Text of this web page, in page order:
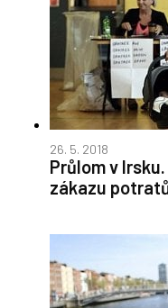
26. 5. 2018
Průlom v
zákazu